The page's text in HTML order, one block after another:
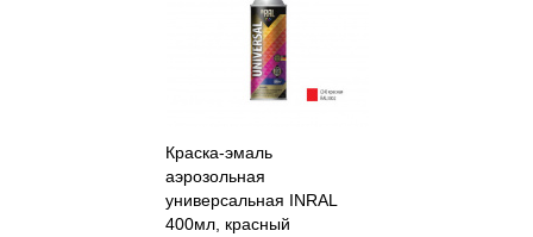
Краска-эмаль
аэрозольная
универсальная INRAL
400мл, красный